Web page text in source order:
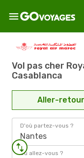
Vol pas cher
Casablanca
Aller-retour
D'où partez-vous ?
Nantes
Où allez-vous ?